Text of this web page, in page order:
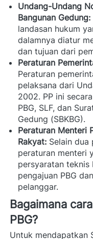
Undang-Undang
Bangunan Gedung:
landasan hukum
dalamnya diatur
dan tujuan dari
Peraturan
Peraturan
pelaksana dari
2002. PP ini
PBG, SLF, dan
Gedung (SBKBG).
Peraturan Menteri
Rakyat: Selain
peraturan menteri
persyaratan teknis
pengajuan PBG
pelanggar.
Bagaimana
PBG?
Untuk mendapatkan